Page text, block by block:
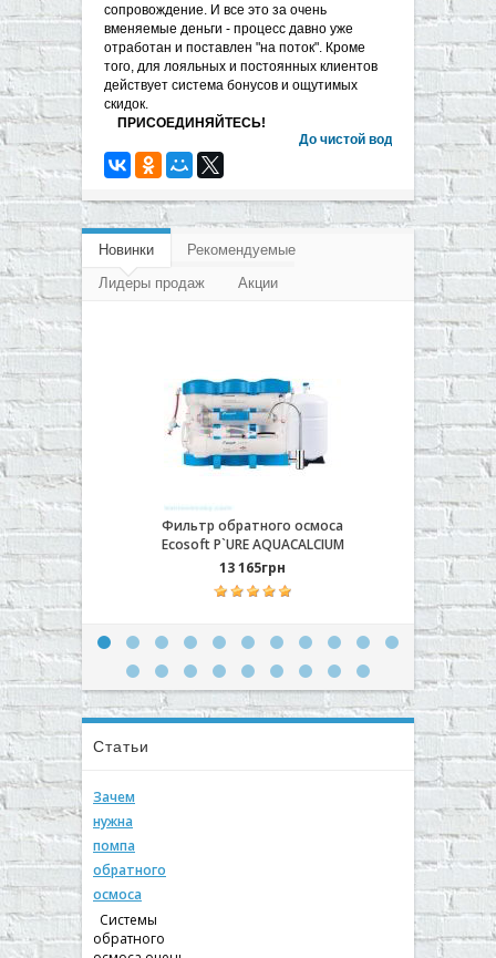
сопровождение. И все это за очень
вменяемые деньги - процесс давно уже
отработан и поставлен "на поток". Кроме
того, для лояльных и постоянных клиентов
действует система бонусов и ощутимых
скидок.
ПРИСОЕДИНЯЙТЕСЬ!
До чистой воды - один звонок!
Новинки
Рекомендуемые
Лидеры продаж
Акции
Фильтр обратного осмоса
Ecosoft P`URE AQUACALCIUM
(MO650MACPURE)
13 165грн
Статьи
Зачем
нужна
помпа
обратного
осмоса
Системы
обратного